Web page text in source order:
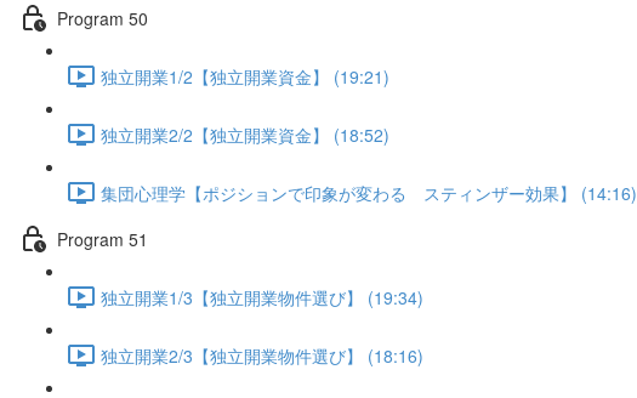
Program 50
独立開業1/2【独立開業資金】 (19:21)
独立開業2/2【独立開業資金】 (18:52)
集団心理学【ポジションで印象が変わる スティンザー効果】 (14:16)
Program 51
独立開業1/3【独立開業物件選び】 (19:34)
独立開業2/3【独立開業物件選び】 (18:16)